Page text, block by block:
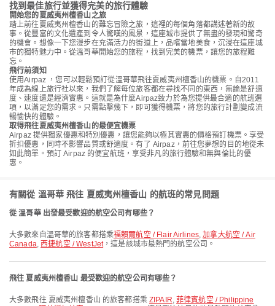
找到最佳旅行並獲得完美的旅行體驗
開始您的夏威夷州檀香山之旅
踏上前往夏威夷州檀香山的難忘冒險之旅，這裡的每個角落都講述著新的故
事。從豐富的文化遺產到令人驚嘆的風景，這座城市提供了無盡的發現和驚奇
的機會。想像一下您漫步在充滿活力的街道上，品嚐當地美食，沉浸在這座城
市的獨特魅力中。從溫哥華開始您的旅程，找到完美的機票，讓您的旅程難
忘。
飛行前須知
使用Airpaz ，您可以輕鬆預訂從溫哥華飛往夏威夷州檀香山的機票。自2011
年成為線上旅行社以來，我們了解每位旅客都在尋找不同的東西，無論是舒適
度、速度還是經濟實惠。這就是為什麼Airpaz致力於為您提供最合適的航班選
項，以滿足您的需求。只需點擊幾下，即可獲得機票，將您的旅行計劃變成流
暢愉快的體驗。
取得飛往夏威夷州檀香山的最便宜機票
Airpaz 提供獨家優惠和特別優惠，讓您能夠以極其實惠的價格預訂機票。享受
折扣優惠，同時不影響品質或舒適度。有了 Airpaz，前往您夢想的目的地從未
如此簡單。預訂 Airpaz 的便宜航班，享受非凡的旅行體驗和無與倫比的優
惠。
有關從 溫哥華 飛往 夏威夷州檀香山 的航班的常見問題
從 溫哥華 出發最受歡迎的航空公司有哪些？
大多數來自溫哥華的旅客都搭乘福賴爾航空 / Flair Airlines,加拿大航空 / Air
Canada, 西捷航空 / WestJet，這是該城市最熱門的航空公司。
飛往 夏威夷州檀香山 最受歡迎的航空公司有哪些？
大多數飛往 夏威夷州檀香山 的旅客都搭乘 ZIPAIR,菲律賓航空 / Philippine